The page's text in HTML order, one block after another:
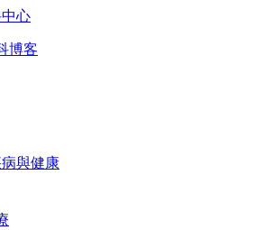
心
博客
與健康